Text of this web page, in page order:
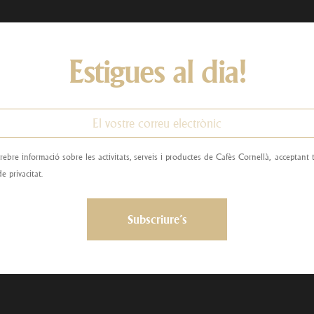
Estigues al dia!
informació sobre les activitats, serveis i productes de Cafès Cornellà, acceptant
privacitat.